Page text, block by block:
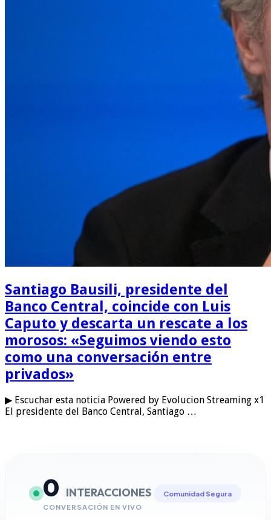
Santiago Bausili, presidente del
Banco Central, coincide con Luis
Caputo y descarta un rescate a los
morosos: «Seguimos viendo esto
como una conversación entre
privados»
▶ Escuchar esta noticia Powered by Evolucion Streaming x1
El presidente del Banco Central, Santiago …
0 INTERACCIONES
CONVERSACIÓN EN VIVO
Comunidad Segura